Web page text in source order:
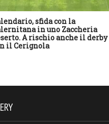
sfida con la
in uno Zaccheria
A rischio anche il derby
il Cerignola